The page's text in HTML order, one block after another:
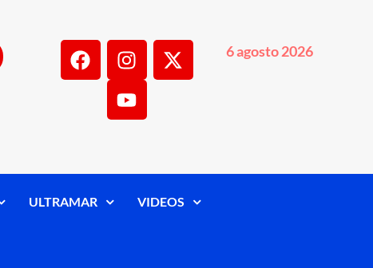
6 agosto 2026
ULTRAMAR VIDEOS